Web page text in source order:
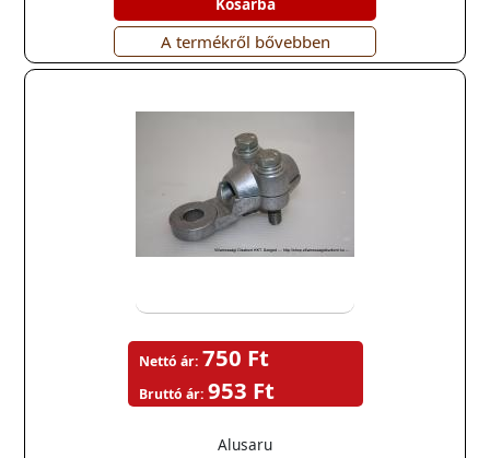
A termékről bővebben
Alusaru
Nettó ár: 750 Ft
Bruttó ár: 953 Ft